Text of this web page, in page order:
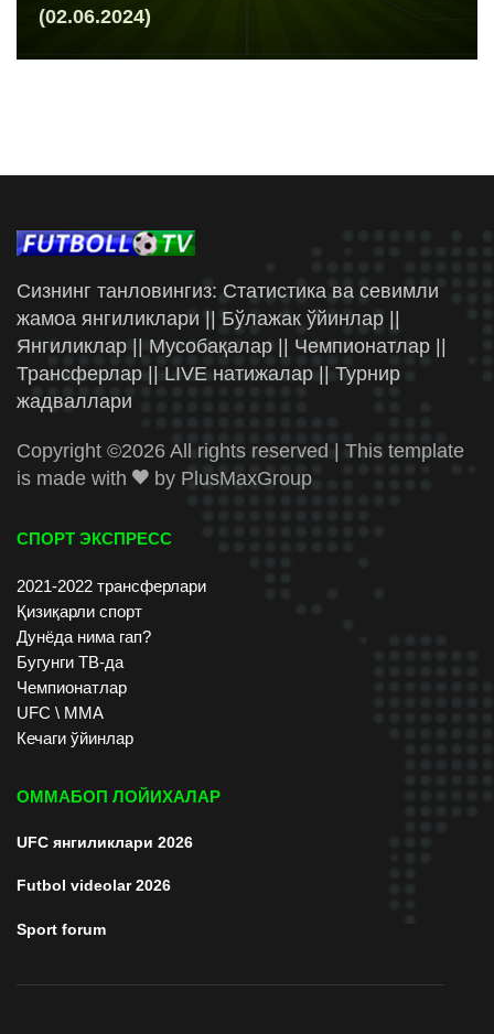
(02.06.2024)
Сизнинг танловингиз: Статистика ва севимли
жамоа янгиликлари || Бўлажак ўйинлар ||
Янгиликлар || Мусобақалар || Чемпионатлар ||
Трансферлар || LIVE натижалар || Турнир
жадваллари
Copyright ©2026 All rights reserved | This template
is made with
by PlusMaxGroup
СПОРТ ЭКСПРЕСС
2021-2022 трансферлари
Қизиқарли спорт
Дунёда нима гап?
Бугунги ТВ-да
Чемпионатлар
UFC \ ММА
Кечаги ўйинлар
ОММАБОП ЛОЙИХАЛАР
UFC янгиликлари 2026
Futbol videolar 2026
Sport forum